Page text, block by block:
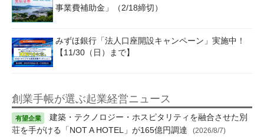
事業費補助金」（2/18締切）
みずほ銀行「法人口座開設キャンペーン」実施中！
【11/30（日）まで】
創業手帳が選ぶ起業経営ニュース
建築・テクノロジー・ホスピタリティを融合させた別
荘を手がける「NOT A HOTEL」が165億円調達
(2026/8/7)